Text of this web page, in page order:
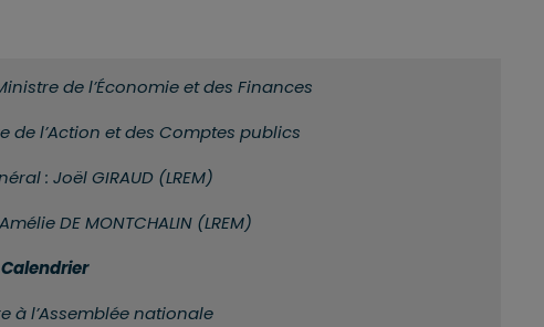
de l’Économie et des Finances
de l’Action et des Comptes publics
: Joël GIRAUD (LREM)
DE MONTCHALIN (LREM)
Calendrier
à l’Assemblée nationale